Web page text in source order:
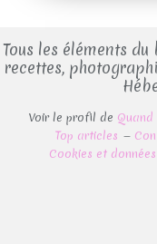
Tous les éléments
recettes,
Voir le profil de
Top articles
Cookies et